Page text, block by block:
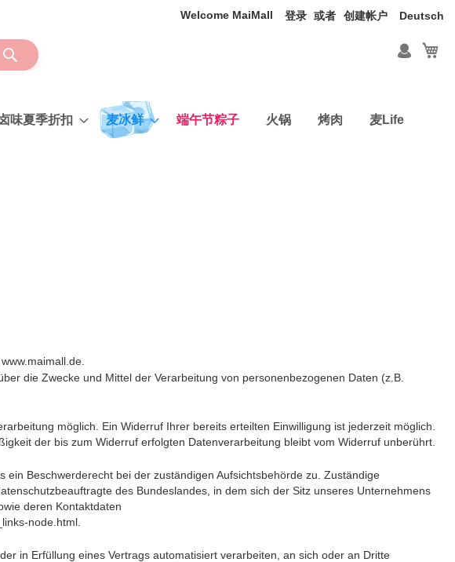
语
Deutsch
Welcome MaiMall 登录 创建帐户
搜
味夏季折扣 麦冰鲜 端午节粽子 火锅 烤肉 麦Life
die Zwecke und Mittel der Verarbeitung von personenbezogenen Daten (z.B.
möglich. Ein Widerruf Ihrer bereits erteilten Einwilligung ist jederzeit möglich.
der bis zum Widerruf erfolgten Datenverarbeitung bleibt vom Widerruf unberührt.
Beschwerderecht bei der zuständigen Aufsichtsbehörde zu. Zuständige
des Bundeslandes, in dem sich der Sitz unseres Unternehmens
deren Kontaktdaten
node.html.
in Erfüllung eines Vertrags automatisiert verarbeiten, an sich oder an Dritte